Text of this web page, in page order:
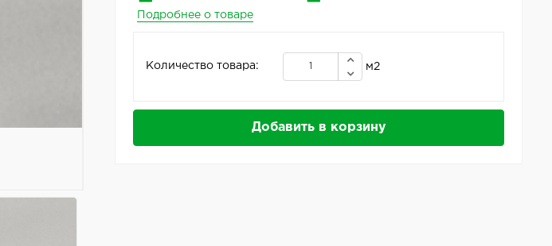
Подробнее о товаре
Количество товара: м2
Добавить в корзину